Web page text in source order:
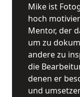
Mike ist
hoch
Mentor, der
um zu
andere zu
die
denen er
und